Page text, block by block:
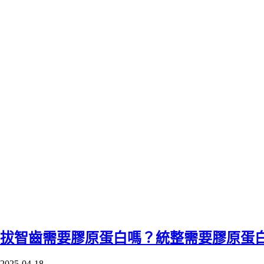
拔智齒需要膠原蛋白嗎？統整需要膠原蛋